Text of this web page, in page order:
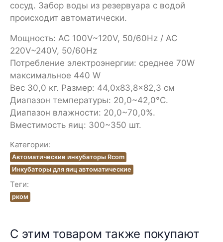
сосуд. Забор воды из резервуара с водой
происходит автоматически.
Мощность: AC 100V~120V, 50/60Hz / AC
220V~240V, 50/60Hz
Потребление электроэнергии: среднее 70W
максимальное 440 W
Вес 30,0 кг. Размер: 44,0x83,8x82,3 см
Диапазон температуры: 20,0~42,0°C.
Диапазон влажности: 20,0~70,0%.
Вместимость яиц: 300~350 шт.
Категории:
Автоматические инкубаторы Rcom
Инкубаторы для яиц автоматические
Теги:
рком
С этим товаром также покупают